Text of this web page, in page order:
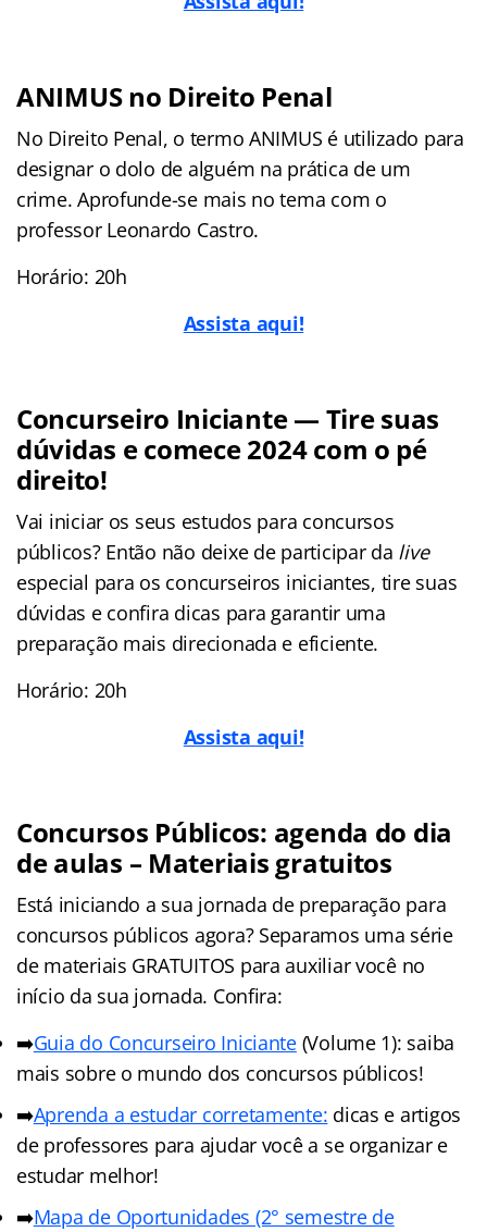
ANIMUS no Direito Penal
No Direito Penal, o termo ANIMUS é utilizado para
designar o dolo de alguém na prática de um
crime. Aprofunde-se mais no tema com o
professor Leonardo Castro.
Horário: 20h
Assista aqui!
Concurseiro Iniciante — Tire suas
dúvidas e comece 2024 com o pé
direito!
Vai iniciar os seus estudos para concursos
públicos? Então não deixe de participar da live
especial para os concurseiros iniciantes, tire suas
dúvidas e confira dicas para garantir uma
preparação mais direcionada e eficiente.
Horário: 20h
Assista aqui!
Concursos Públicos: agenda do dia
de aulas – Materiais gratuitos
Está iniciando a sua jornada de preparação para
concursos públicos agora? Separamos uma série
de materiais GRATUITOS para auxiliar você no
início da sua jornada. Confira:
➡️Guia do Concurseiro Iniciante(Volume 1): saiba
mais sobre o mundo dos concursos públicos!
➡️Aprenda a estudar corretamente: dicas e artigos
de professores para ajudar você a se organizar e
estudar melhor!
➡️Mapa de Oportunidades (2° semestre de